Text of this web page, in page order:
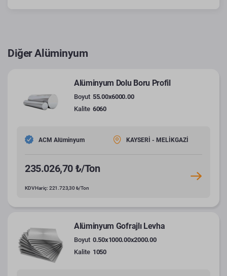
Diğer Alüminyum
Alüminyum Dolu Boru Profil
Boyut 55.00x6000.00
Kalite 6060
ACM Alüminyum KAYSERİ - MELİKGAZİ
235.026,70 ₺/Ton
KDV Hariç: 221.723,30 ₺/Ton
Alüminyum Gofrajlı Levha
Boyut 0.50x1000.00x2000.00
Kalite 1050